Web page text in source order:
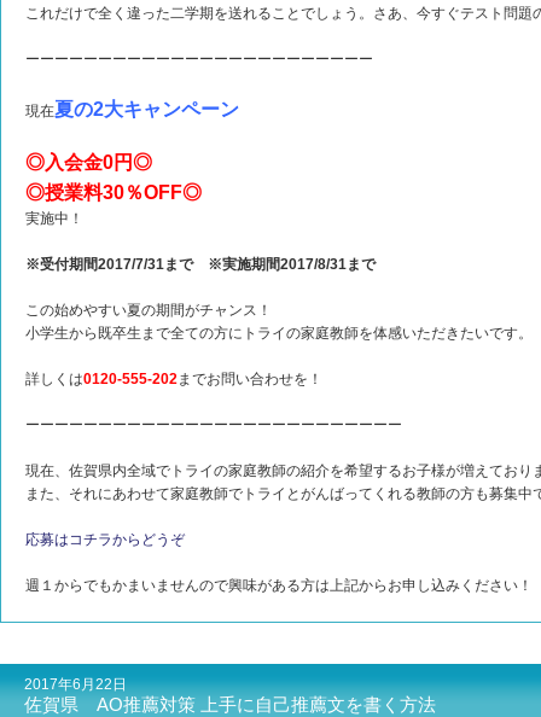
これだけで全く違った二学期を送れることでしょう。さあ、今すぐテスト問題
ーーーーーーーーーーーーーーーーーーーーーーーー
現在夏の2大キャンペーン
◎入会金0円◎
◎授業料30％OFF◎
実施中！
※受付期間2017/7/31まで ※実施期間2017/8/31まで
この始めやすい夏の期間がチャンス！
小学生から既卒生まで全ての方にトライの家庭教師を体感いただきたいです。
詳しくは0120-555-202までお問い合わせを！
ーーーーーーーーーーーーーーーーーーーーーーーーーー
現在、佐賀県内全域でトライの家庭教師の紹介を希望するお子様が増えており
また、それにあわせて家庭教師でトライとがんばってくれる教師の方も募集中
応募はコチラからどうぞ
週１からでもかまいませんので興味がある方は上記からお申し込みください！
2017年6月22日
佐賀県 AO推薦対策 上手に自己推薦文を書く方法